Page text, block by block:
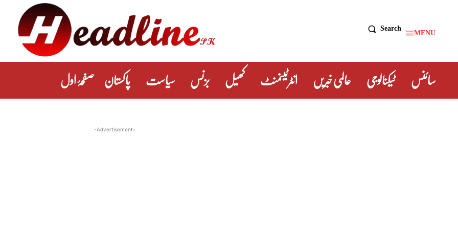
MENU
Search
سائنس ٹیکنالوجی عالمی خبریں انٹرٹینمنٹ کھیل بزنس سیاست پاکستان صفحۂ اول
-Advertisement-